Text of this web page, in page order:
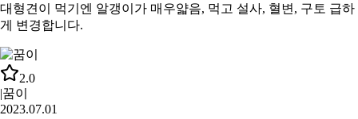
대형견이 먹기엔 알갱이가 매우얇음, 먹고 설사, 혈변, 구토 급하
게 변경합니다.
2.0
|꿈이
2023.07.01